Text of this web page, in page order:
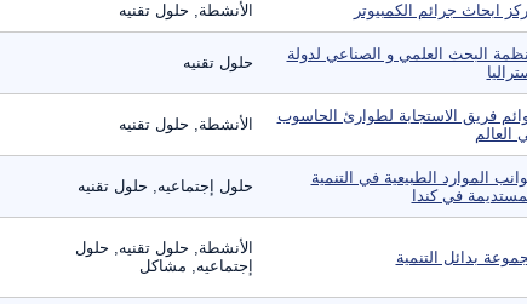
ابحاث جرائم الكمبيوتر الأنشطة, حلول تقنيه
البحث العلمي و الصناعي لدولة
حلول تقنيه
فريق الاستجابة لطوارئ الحاسوب
العالم
الأنشطة, حلول تقنيه
الموارد الطبيعية في التنمية
في كندا
حلول إجتماعيه, حلول تقنيه
بدائل التنمية
الأنشطة, حلول تقنيه, حلول
إجتماعيه, مشاكل